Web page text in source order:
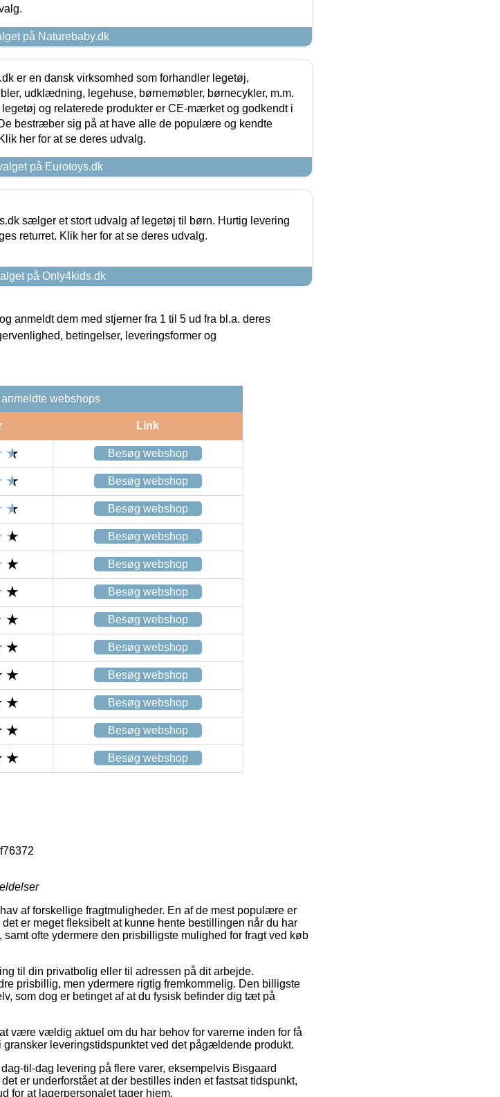
på Naturebaby.dk
er en dansk virksomhed som forhandler legetøj,
udklædning, legehuse, børnemøbler, børnecykler, m.m.
og relaterede produkter er CE-mærket og godkendt i
bestræber sig på at have alle de populære og kendte
her for at se deres udvalg.
på Eurotoys.dk
sælger et stort udvalg af legetøj til børn. Hurtig levering
returret. Klik her for at se deres udvalg.
på Only4kids.dk
anmeldt dem med stjerner fra 1 til 5 ud fra bl.a. deres
betingelser, leveringsformer og
anmeldte webshops
Link
Besøg webshop
Besøg webshop
Besøg webshop
Besøg webshop
Besøg webshop
Besøg webshop
Besøg webshop
Besøg webshop
Besøg webshop
Besøg webshop
Besøg webshop
Besøg webshop
af forskellige fragtmuligheder. En af de mest populære er
er meget fleksibelt at kunne hente bestillingen når du har
ofte ydermere den prisbilligste mulighed for fragt ved køb
til din privatbolig eller til adressen på dit arbejde.
prisbillig, men ydermere rigtig fremkommelig. Den billigste
som dog er betinget af at du fysisk befinder dig tæt på
være vældig aktuel om du har behov for varerne inden for få
leveringstidspunktet ved det pågældende produkt.
til-dag levering på flere varer, eksempelvis Bisgaard
er underforstået at der bestilles inden et fastsat tidspunkt,
for at lagerpersonalet tager hjem.